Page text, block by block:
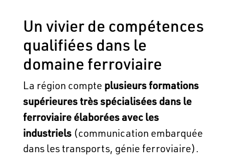
Un vivier de compétences
qualifiées dans le
domaine ferroviaire
La région compte plusieurs formations
supérieures très spécialisées dans le
ferroviaire élaborées avec les
industriels (communication embarquée
dans les transports, génie ferroviaire).